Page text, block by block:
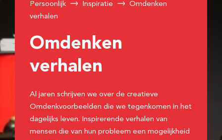
Persoonlijk Inspiratie
Omdenken
verhalen
Omdenken
verhalen
Al jaren schrijven we over de creatieve
Omdenkvoorbeelden die we tegenkomen in het
dagelijks leven. Inspirerende verhalen van
mensen die van hun probleem een mogelijkheid